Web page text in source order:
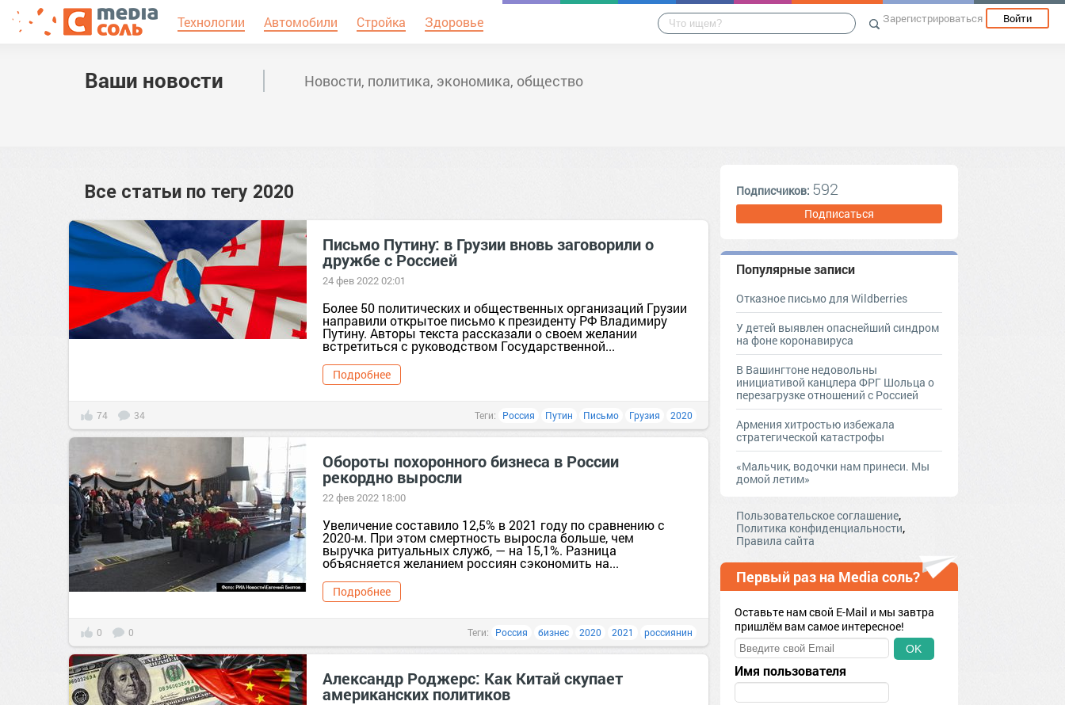
Технологии Автомобили Стройка Здоровье Зарегистрироваться Войти
Ваши новости Новости, политика, экономика, общество
Все статьи по тегу 2020
Письмо Путину: в Грузии вновь заговорили о
дружбе с Россией
24 фев 2022 02:01
Более 50 политических и общественных организаций Грузии
направили открытое письмо к президенту РФ Владимиру
Путину. Авторы текста рассказали о своем желании
встретиться с руководством Государственной...
Подробнее
74 34 Теги: Россия Путин Письмо Грузия 2020
Обороты похоронного бизнеса в России
рекордно выросли
22 фев 2022 18:00
Увеличение составило 12,5% в 2021 году по сравнению с
2020-м. При этом смертность выросла больше, чем
выручка ритуальных служб, — на 15,1%. Разница
объясняется желанием россиян сэкономить на...
Подробнее
0 0 Теги: Россия бизнес 2020 2021 россиянин
Александр Роджерс: Как Китай скупает
американских политиков
Подписчиков: 592
Подписаться
Популярные записи
Отказное письмо для Wildberries
У детей выявлен опаснейший синдром
на фоне коронавируса
В Вашингтоне недовольны
инициативой канцлера ФРГ Шольца о
перезагрузке отношений с Россией
Армения хитростью избежала
стратегической катастрофы
«Мальчик, водочки нам принеси. Мы
домой летим»
Пользовательское соглашение,
Политика конфиденциальности,
Правила сайта
Первый раз на Media соль?
Оставьте нам свой E-Mail и мы завтра
пришлём вам самое интересное!
OK
Имя пользователя